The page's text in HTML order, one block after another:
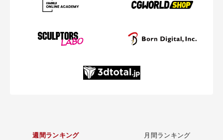
週間ランキング 月間ランキング